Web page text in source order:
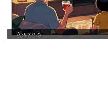
Ara, 3 2025